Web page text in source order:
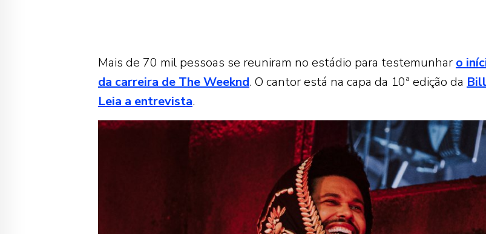
Mais de 70 mil pessoas se reuniram no estádio para testemunhar o
da carreira de The Weeknd. O cantor está na capa da 10ª edição da
Leia a entrevista.